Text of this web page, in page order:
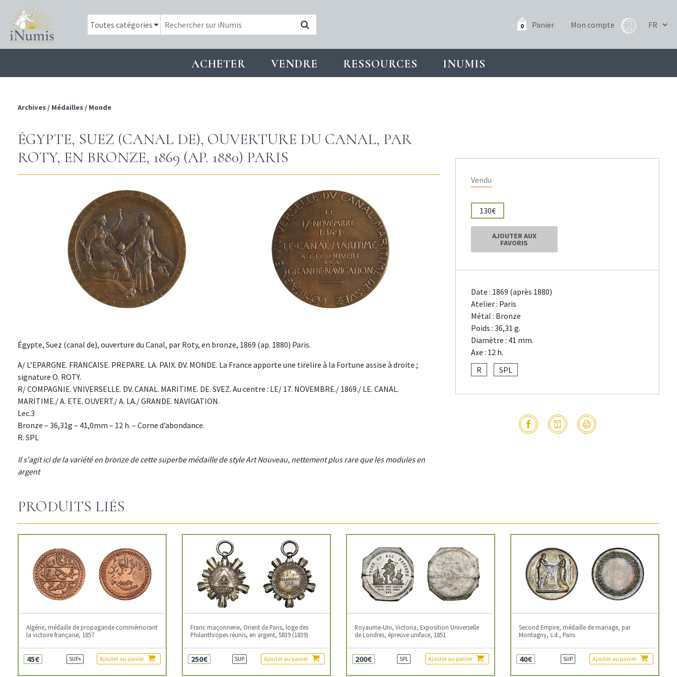
0 Panier Mon compte
ACHETER VENDRE RESSOURCES INUMIS
Archives / Médailles / Monde
ÉGYPTE, SUEZ (CANAL DE), OUVERTURE DU CANAL, PAR
ROTY, EN BRONZE, 1869 (AP. 1880) PARIS
Égypte, Suez (canal de), ouverture du Canal, par Roty, en bronze, 1869 (ap. 1880) Paris.
A/ L’EPARGNE. FRANCAISE. PREPARE. LA. PAIX. DV. MONDE. La France apporte une tirelire à la Fortune assise à droite ;
signature O. ROTY.
R/ COMPAGNIE. VNIVERSELLE. DV. CANAL. MARITIME. DE. SVEZ. Au centre : LE/ 17. NOVEMBRE./ 1869./ LE. CANAL.
MARITIME./ A. ETE. OUVERT./ A. LA./ GRANDE. NAVIGATION.
Lec.3
Bronze – 36,31g – 41,0mm – 12 h. – Corne d’abondance.
R. SPL
Il s'agit ici de la variété en bronze de cette superbe médaille de style Art Nouveau, nettement plus rare que les modules en
argent
Vendu
130€
AJOUTER AUX
FAVORIS
Date : 1869 (après 1880)
Atelier : Paris
Métal : Bronze
Poids : 36,31 g.
Diamètre : 41 mm.
Axe : 12 h.
R
SPL
PRODUITS LIÉS
Algérie, médaille de propagande commémorant
la victoire française, 1857
45€ SUP+ Ajouter au panier
Franc maçonnerie, Orient de Paris, loge des
Philanthropes réunis, en argent, 5839 (1839)
250€ SUP Ajouter au panier
Royaume-Uni, Victoria, Exposition Universelle
de Londres, épreuve uniface, 1851
200€ SPL Ajouter au panier
Second Empire, médaille de mariage, par
Montagny, s.d., Paris
40€ SUP Ajouter au panier